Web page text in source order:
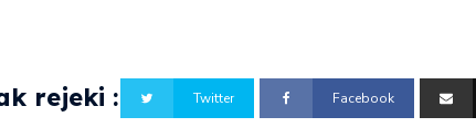
rejeki : Twitter Facebook